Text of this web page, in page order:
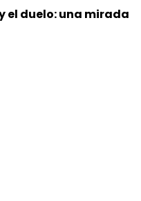
el duelo: una mirada